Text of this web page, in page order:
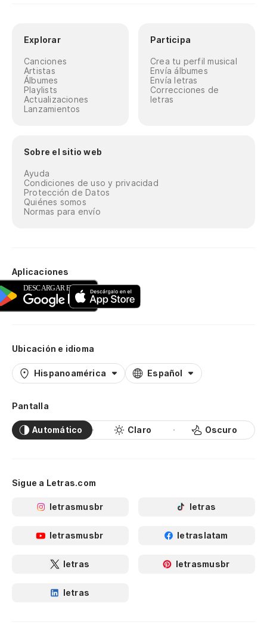
Explorar
Canciones
Artistas
Álbumes
Playlists
Actualizaciones
Lanzamientos
Participa
Crea tu perfil musical
Envía álbumes
Envía letras
Correcciones de
letras
Sobre el sitio web
Ayuda
Condiciones de uso y privacidad
Protección de Datos
Quiénes somos
Normas para envío
Aplicaciones
Ubicación e idioma
Hispanoamérica Español
Pantalla
Automático Claro Oscuro
Sigue a Letras.com
letrasmusbr letras
letrasmusbr letraslatam
letras letrasmusbr
letras